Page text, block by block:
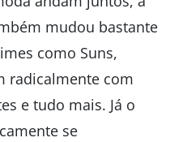
mudou bastante
como Suns,
radicalmente com
e tudo mais. Já o
se